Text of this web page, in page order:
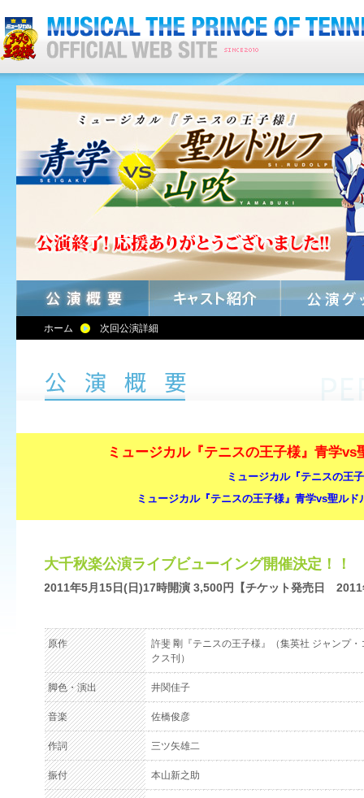
ホーム 次回公演詳細
ミュージカル『テニスの王子様』青学
ミュージカル『テニスの王
ミュージカル『テニスの王子様』青学vs聖ル
大千秋楽公演ライブビューイング開催決定！！
2011年5月15日(日)17時開演 3,500円【チケット発売日
原作
許斐 剛『テニスの王子様』（集英社 ジャンプ・
クス刊）
脚色・演出 井関佳子
音楽 佐橋俊彦
作詞 三ツ矢雄二
振付 本山新之助